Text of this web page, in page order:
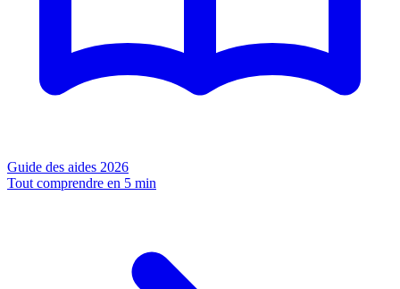
Guide des aides 2026
Tout comprendre en 5 min